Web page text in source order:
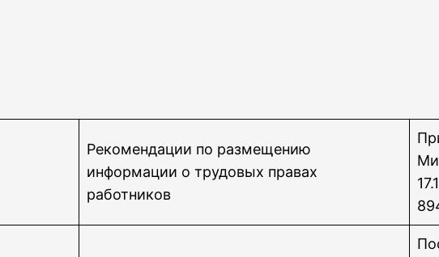
Рекомендации по размещению
информации о трудовых правах
работников